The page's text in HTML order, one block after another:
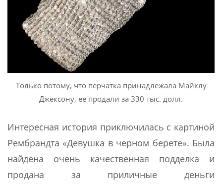
Только потому, что перчатка принадлежала Майклу
Джексону, ее продали за 330 тыс. долл.
Интересная история приключилась с картиной
Рембрандта «Девушка в черном берете». Была
найдена очень качественная подделка и
продана за приличные деньги